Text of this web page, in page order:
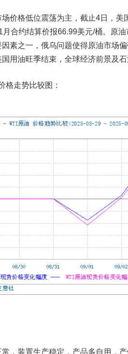
场价格低位震荡为主，截止4日，
合约结算价报66.99美元/桶。原
素之一，俄乌问题使得原油市场
用油旺季结束，全球经济前景及
格走势比较图：
，装置生产稳定，产品多自用，